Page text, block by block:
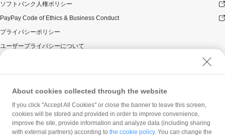
ソフトバンク人権ポリシー
PayPay Code of Ethics & Business Conduct
プライバシーポリシー
ユーザープライバシーについて
ウェブサイト利用規約
反社会的勢力に対する方針
勧誘方針
マネロン等基本方針
カスタマーハラスメントに関する当社の考え方
About cookies collected through the website
If you click "Accept All Cookies" or close the banner to leave this screen,
cookies will be stored and provided in order to improve convenience,
improve the site, provide information and analyze data (including sharing
with external partners) according to the cookie policy. You can change the